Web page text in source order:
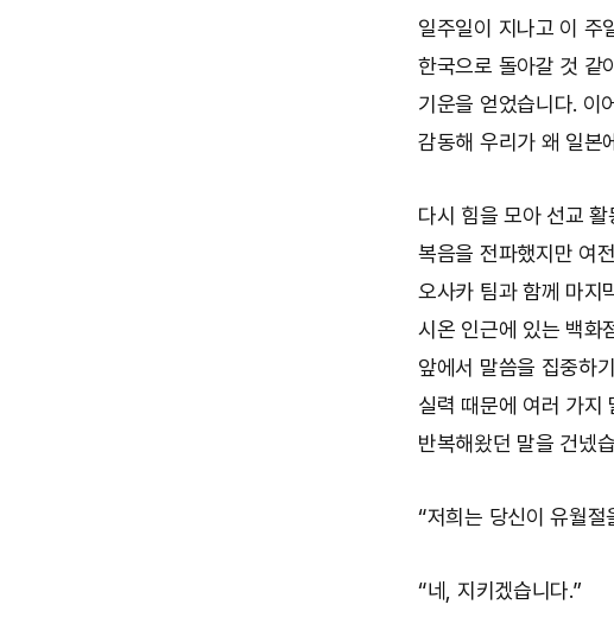
일주일이 지나고 이 주
한국으로 돌아갈 것 같
기운을 얻었습니다. 이
감동해 우리가 왜 일본
다시 힘을 모아 선교
복음을 전파했지만 여
오사카 팀과 함께 마지
시온 인근에 있는 백화
앞에서 말씀을 집중하
실력 때문에 여러 가지
반복해왔던 말을 건넸
“저희는 당신이 유월절
“네, 지키겠습니다.”